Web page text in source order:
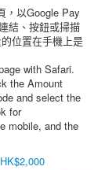
，以Google Pay
結、按鈕或掃描
位置在手機上是
with Safari.
the Amount
and select the
for
mobile, and the
HK$2,000